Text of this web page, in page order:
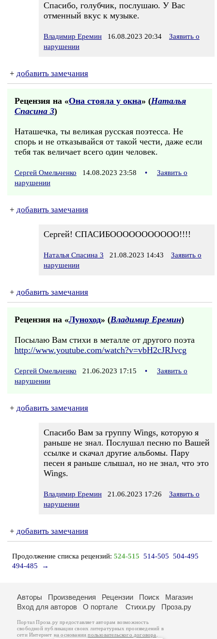
Спасибо, голубчик, послушаю. У Вас
отменный вкус к музыке.
Владимир Еремин 16.08.2023 20:34
Заявить о
нарушении
+ добавить замечания
Рецензия на «Она стояла у окна» (Наталья
Спасина 3)
Наташечка, ты великая русская поэтесса. Не
спорь и не отказывайся от такой чести, даже если
тебя так величает всего один человек.
Сергей Омельченко 14.08.2023 23:58 •
Заявить о
нарушении
+ добавить замечания
Сергей! СПАСИБООООООООООО!!!!
Наталья Спасина 3 21.08.2023 14:43
Заявить о
нарушении
+ добавить замечания
Рецензия на «Луноход» (Владимир Еремин)
Посылаю Вам стихи в металле от другого поэта
http://www.youtube.com/watch?v=vbH2cJRJvcg
Сергей Омельченко 21.06.2023 17:15 •
Заявить о
нарушении
+ добавить замечания
Спасибо Вам за группу Wings, которую я
раньше не знал. Послушал песню по Вашей
ссылке и скачал другие альбомы. Пару
песен я раньше слышал, но не знал, что это
Wings.
Владимир Еремин 21.06.2023 17:26
Заявить о
нарушении
+ добавить замечания
Продолжение списка рецензий: 524-515 514-505 504-495
494-485
→
Авторы Произведения Рецензии Поиск
Магазин
Вход для авторов
О портале Стихи.ру Проза.ру
Портал Проза.ру предоставляет авторам возможность
свободной публикации своих литературных произведений в
сети Интернет на основаниипользовательского договора